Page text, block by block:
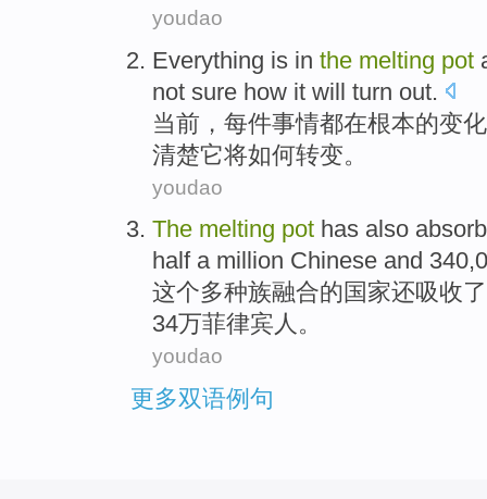
youdao
Everything is in the melting pot
not sure how it will turn out.
当前 ， 每件事情都在根本的变
清楚它将如何转变。
youdao
The melting pot has also
half a million Chinese and
这个多种族融合的国家还吸收了
34万菲律宾人。
youdao
更多双语例句